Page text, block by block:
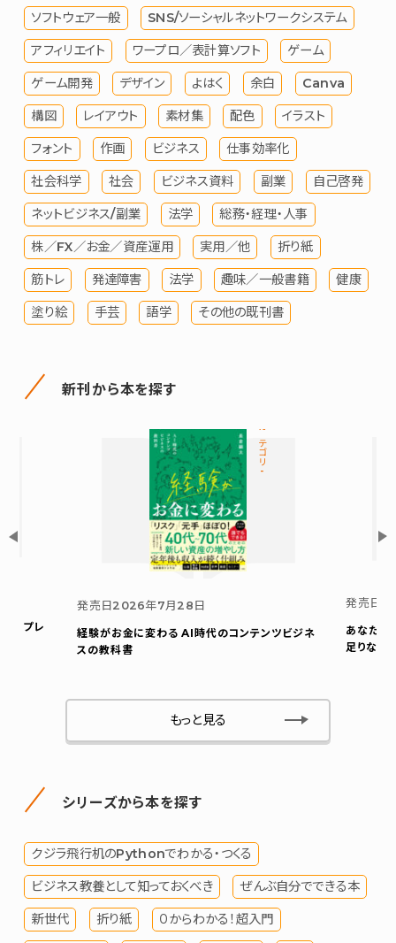
ソフトウェア一般 SNS/ソーシャルネットワークシステム
アフィリエイト ワープロ／表計算ソフト ゲーム
ゲーム開発 デザイン よはく 余白 Canva
構図 レイアウト 素材集 配色 イラスト
フォント 作画 ビジネス 仕事効率化
社会科学 社会 ビジネス資料 副業 自己啓発
ネットビジネス/副業 法学 総務・経理・人事
株／FX／お金／資産運用 実用／他 折り紙
筋トレ 発達障害 法学 趣味／一般書籍 健康
塗り絵 手芸 語学 その他の既刊書
新刊から本を探す
ト プレ
カテゴリ-
発売日 2026年7月28日
経験がお金に変わる AI時代のコンテンツビジネ
スの教科書
発売日
あなたの
足りない
もっと見る
シリーズから本を探す
クジラ飛行机のPythonでわかる・つくる
ビジネス教養として知っておくべき ぜんぶ自分でできる本
新世代 折り紙 ０からわかる！超入門